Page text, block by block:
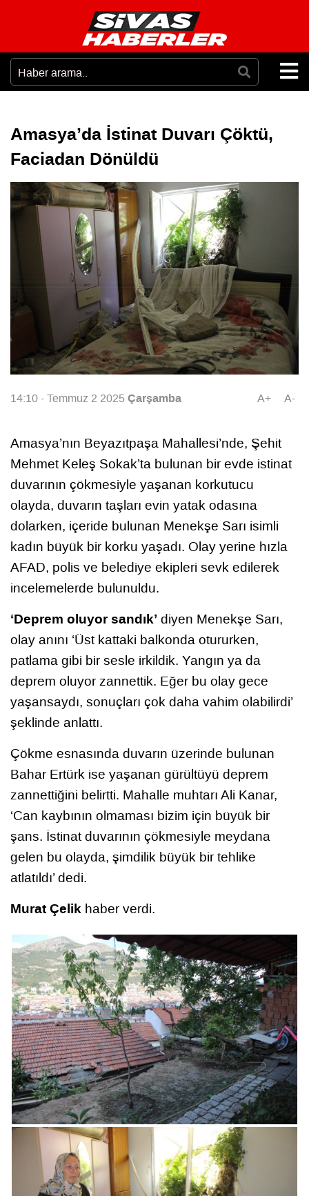
Amasya’da İstinat Duvarı Çöktü,
Faciadan Dönüldü
14:10 - Temmuz 2 2025Çarşamba A+ A-
Amasya’nın Beyazıtpaşa Mahallesi’nde, Şehit
Mehmet Keleş Sokak’ta bulunan bir evde istinat
duvarının çökmesiyle yaşanan korkutucu
olayda, duvarın taşları evin yatak odasına
dolarken, içeride bulunan Menekşe Sarı isimli
kadın büyük bir korku yaşadı. Olay yerine hızla
AFAD, polis ve belediye ekipleri sevk edilerek
incelemelerde bulunuldu.
‘Deprem oluyor sandık’ diyen Menekşe Sarı,
olay anını ‘Üst kattaki balkonda otururken,
patlama gibi bir sesle irkildik. Yangın ya da
deprem oluyor zannettik. Eğer bu olay gece
yaşansaydı, sonuçları çok daha vahim olabilirdi’
şeklinde anlattı.
Çökme esnasında duvarın üzerinde bulunan
Bahar Ertürk ise yaşanan gürültüyü deprem
zannettiğini belirtti. Mahalle muhtarı Ali Kanar,
‘Can kaybının olmaması bizim için büyük bir
şans. İstinat duvarının çökmesiyle meydana
gelen bu olayda, şimdilik büyük bir tehlike
atlatıldı’ dedi.
Murat Çelik haber verdi.